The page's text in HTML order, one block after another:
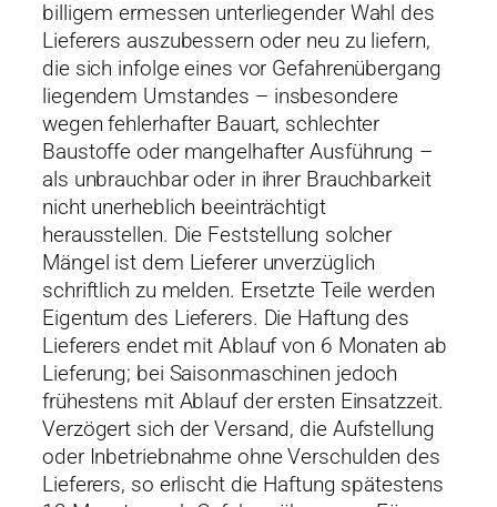
billigem ermessen unterliegender Wahl des
Lieferers auszubessern oder neu zu liefern,
die sich infolge eines vor Gefahrenübergang
liegendem Umstandes – insbesondere
wegen fehlerhafter Bauart, schlechter
Baustoffe oder mangelhafter Ausführung –
als unbrauchbar oder in ihrer Brauchbarkeit
nicht unerheblich beeinträchtigt
herausstellen. Die Feststellung solcher
Mängel ist dem Lieferer unverzüglich
schriftlich zu melden. Ersetzte Teile werden
Eigentum des Lieferers. Die Haftung des
Lieferers endet mit Ablauf von 6 Monaten ab
Lieferung; bei Saisonmaschinen jedoch
frühestens mit Ablauf der ersten Einsatzzeit.
Verzögert sich der Versand, die Aufstellung
oder Inbetriebnahme ohne Verschulden des
Lieferers, so erlischt die Haftung spätestens